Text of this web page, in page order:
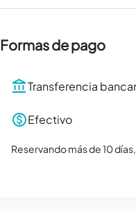
Formas de pago
Transferencia
Efectivo
Reservando más de 10